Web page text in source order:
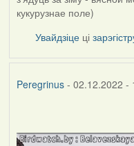
кукурузнае поле)
Увайдзіце ці
Peregrinus- 02.12.2022 -